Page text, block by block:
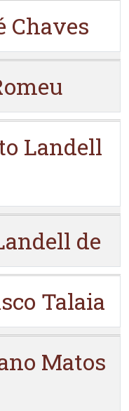
Chaves
Landell
de
Talaia
Matos